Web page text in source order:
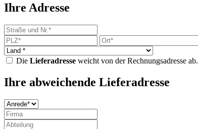
Ihre Adresse
Die Lieferadresse weicht von der Rechnungsadresse ab.
Ihre abweichende Lieferadresse